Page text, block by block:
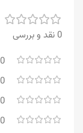
0 نقد و بررسی
0
0
0
0